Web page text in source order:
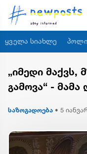
ყველა სიახლე
„იმედი მაქვს,
გამოვა“ -
საზოგადოება • 5